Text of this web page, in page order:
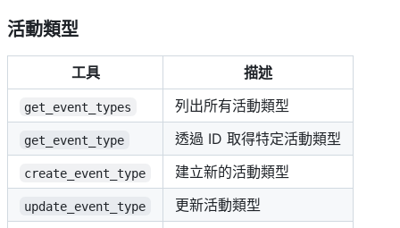
活動類型
工具 描述
get_event_types 列出所有活動類型
get_event_type 透過 ID 取得特定活動類型
create_event_type 建立新的活動類型
update_event_type 更新活動類型